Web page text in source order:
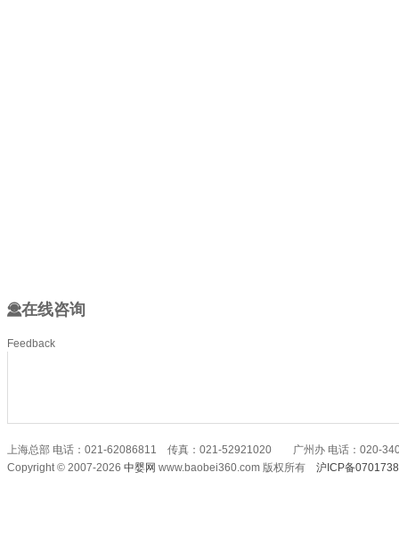
在线咨询
Feedback
上海总部 电话：021-62086811 传真：021-52921020 广州办 电话：020-
Copyright © 2007-2026 中婴网 www.baobei360.com 版权所有 沪ICP备